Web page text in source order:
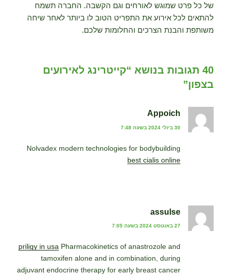
של כל פרט שמוגש לאורחים וגם הקשבה. החברה תשמח
להתאים לכל אירוע את התפריט הטוב לו ביותר לאחר שיחה
משותפת והבנת הצרכים והחלומות שלכם.
40 תגובות בנושא “קייטרינג לאירועים
בצפון”
Appoich
30 ביולי 2024 בשעה 7:48
Nolvadex modern technologies for bodybuilding
best cialis online
assulse
27 באוגוסט 2024 בשעה 7:05
priligy in usa Pharmacokinetics of anastrozole and
tamoxifen alone and in combination, during
adjuvant endocrine therapy for early breast cancer